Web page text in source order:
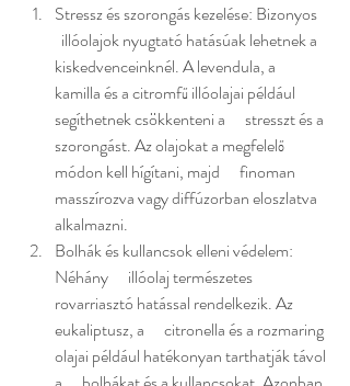
Stressz és szorongás kezelése: Bizonyos
  illóolajok nyugtató hatásúak lehetnek a
kiskedvenceinknél. A levendula, a
kamilla és a citromfű illóolajai például
segíthetnek csökkenteni a      stresszt és a
szorongást. Az olajokat a megfelelő
módon kell hígítani, majd      finoman
masszírozva vagy diffúzorban eloszlatva
alkalmazni.
Bolhák és kullancsok elleni védelem:
Néhány      illóolaj természetes
rovarriasztó hatással rendelkezik. Az
eukaliptusz, a      citronella és a rozmaring
olajai például hatékonyan tarthatják távol